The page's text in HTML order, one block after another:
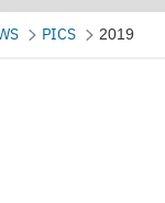
de
Desplegar
PICS 2019